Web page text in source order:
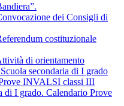
dei Consigli di
costituzionale
di orientamento
secondaria di I grado
INVALSI classi III
di I grado. Calendario Prove